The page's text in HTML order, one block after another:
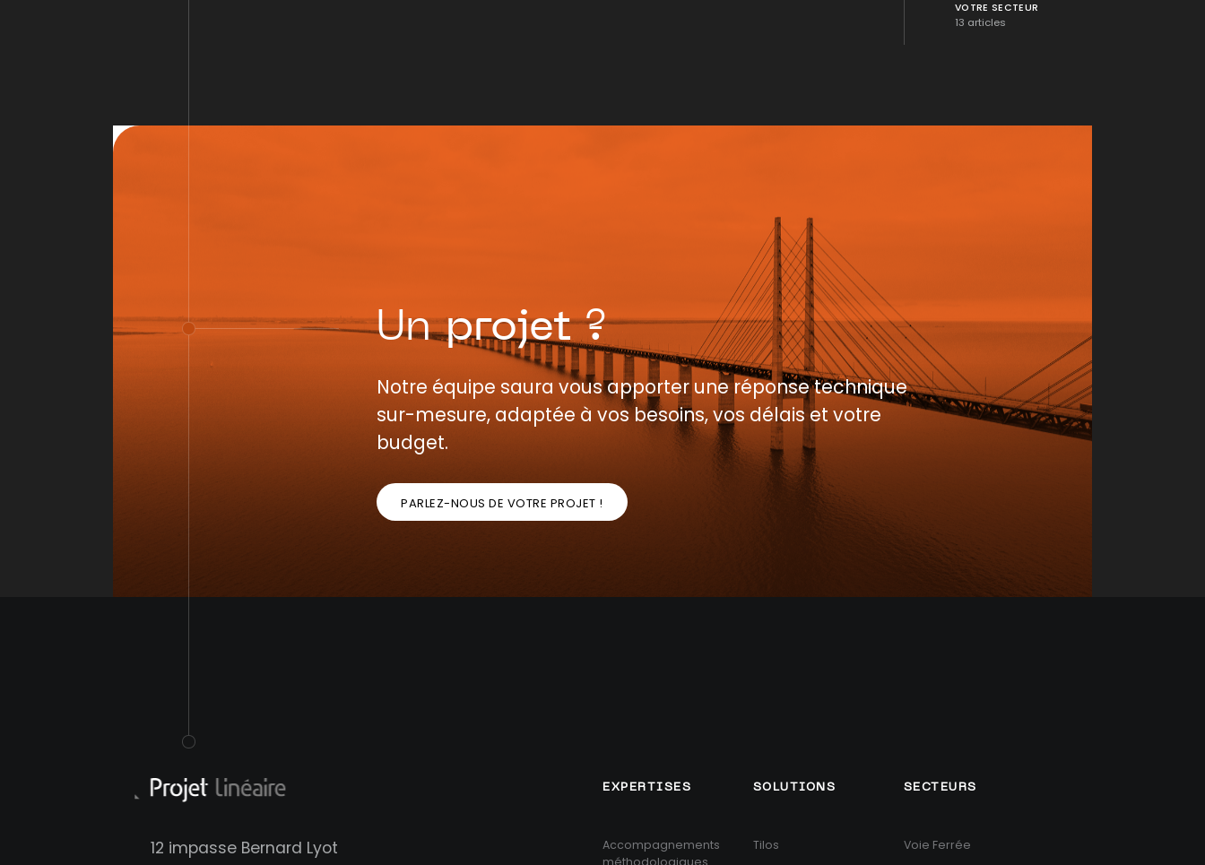
VOTRE SECTEUR
13 articles
Unprojet?
Notre équipe saura vous apporter une réponse technique
sur-mesure, adaptée à vos besoins, vos délais et votre
budget.
PARLEZ-NOUS DE VOTRE PROJET !
12 impasse Bernard Lyot
EXPERTISES
Accompagnements
méthodologiques
SOLUTIONS
Tilos
SECTEURS
Voie Ferrée